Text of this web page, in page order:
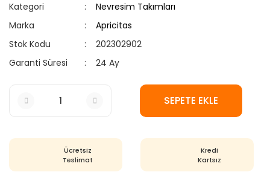
Kategori
Nevresim Takımları
Marka
Apricitas
Stok Kodu
202302902
Garanti Süresi
24 Ay
SEPETE EKLE
Ücretsiz
Teslimat
Kredi
Kartsız